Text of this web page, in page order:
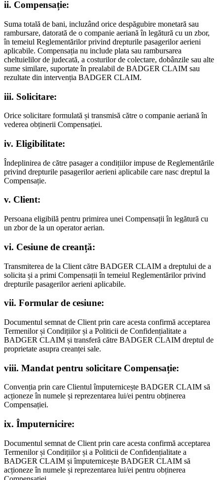
ii. Compensație:
Suma totală de bani, incluzând orice despăgubire monetară sau
rambursare, datorată de o companie aeriană în legătură cu un zbor,
în temeiul Reglementărilor privind drepturile pasagerilor aerieni
aplicabile. Compensația nu include plata sau rambursarea
cheltuielilor de judecată, a costurilor de colectare, dobânzile sau alte
sume similare, suportate în prealabil de BADGER CLAIM sau
rezultate din intervenția BADGER CLAIM.
iii. Solicitare:
Orice solicitare formulată și transmisă către o companie aeriană în
vederea obținerii Compensației.
iv. Eligibilitate:
Îndeplinirea de către pasager a condițiilor impuse de Reglementările
privind drepturile pasagerilor aerieni aplicabile care nasc dreptul la
Compensație.
v. Client:
Persoana eligibilă pentru primirea unei Compensații în legătură cu
un zbor de la un operator aerian.
vi. Cesiune de creanță:
Transmiterea de la Client către BADGER CLAIM a dreptului de a
solicita și a primi Compensații în temeiul Reglementărilor privind
drepturile pasagerilor aerieni aplicabile.
vii. Formular de cesiune:
Documentul semnat de Client prin care acesta confirmă acceptarea
Termenilor și Condițiilor și a Politicii de Confidențialitate a
BADGER CLAIM și transferă către BADGER CLAIM dreptul de
proprietate asupra creanței sale.
viii. Mandat pentru solicitare Compensație:
Convenția prin care Clientul împuternicește BADGER CLAIM să
acționeze în numele și reprezentarea lui/ei pentru obținerea
Compensației.
ix. Împuternicire:
Documentul semnat de Client prin care acesta confirmă acceptarea
Termenilor și Condițiilor și a Politicii de Confidențialitate a
BADGER CLAIM și împuternicește BADGER CLAIM să
acționeze în numele și reprezentarea lui/ei pentru obținerea